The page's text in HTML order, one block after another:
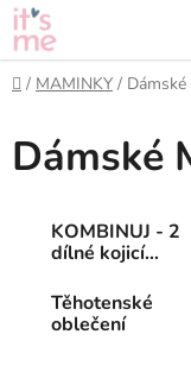
Přejít
na
obsah
Domů
/ MAMINKY /
Dámské
KOMBINUJ - 2
dílné kojicí
Těhotenské
oblečení